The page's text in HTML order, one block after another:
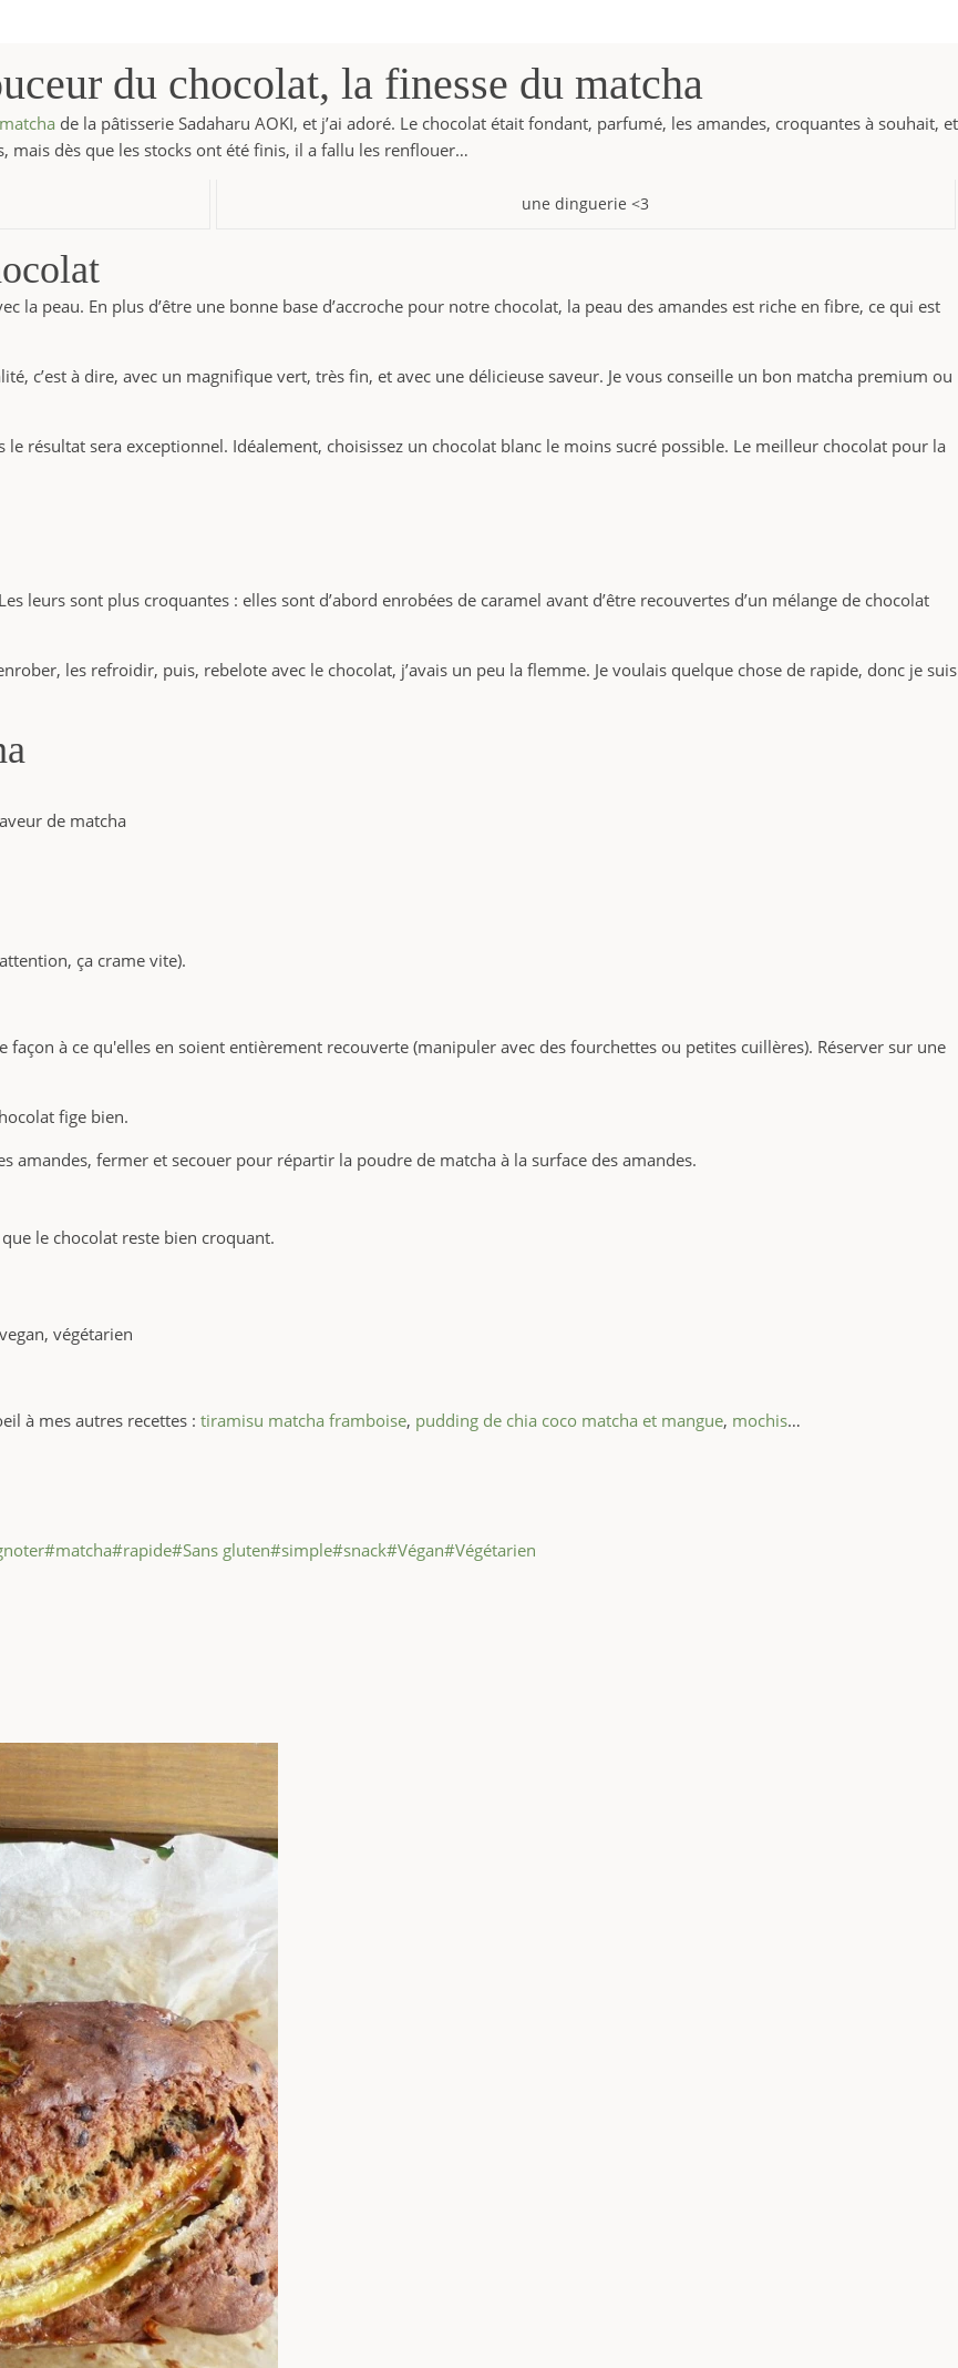
du chocolat, la finesse du matcha
de la pâtisserie Sadaharu AOKI, et j’ai adoré. Le chocolat était fondant, parfumé, les amandes, croquantes à souhait, et
mais dès que les stocks ont été finis, il a fallu les renflouer…
une dinguerie <3
la peau. En plus d’être une bonne base d’accroche pour notre chocolat, la peau des amandes est riche en fibre, ce qui est
c’est à dire, avec un magnifique vert, très fin, et avec une délicieuse saveur. Je vous conseille un bon matcha premium ou
résultat sera exceptionnel. Idéalement, choisissez un chocolat blanc le moins sucré possible. Le meilleur chocolat pour la
leurs sont plus croquantes : elles sont d’abord enrobées de caramel avant d’être recouvertes d’un mélange de chocolat
les refroidir, puis, rebelote avec le chocolat, j’avais un peu la flemme. Je voulais quelque chose de rapide, donc je suis
de matcha
ça crame vite).
à ce qu'elles en soient entièrement recouverte (manipuler avec des fourchettes ou petites cuillères). Réserver sur une
fige bien.
amandes, fermer et secouer pour répartir la poudre de matcha à la surface des amandes.
le chocolat reste bien croquant.
végétarien
à mes autres recettes : tiramisu matcha framboise, pudding de chia coco matcha et mangue, mochis…
#matcha#rapide#Sans gluten#simple#snack#Végan#Végétarien